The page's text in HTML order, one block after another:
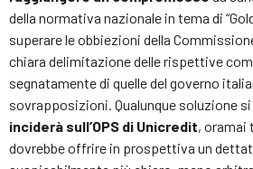
della normativa nazionale in tema di
superare le obbiezioni della
chiara delimitazione delle rispettive
segnatamente di quelle del governo
sovrapposizioni. Qualunque soluzione si
inciderà sull’OPS di Unicredit, oramai
dovrebbe offrire in prospettiva un